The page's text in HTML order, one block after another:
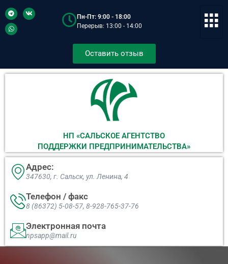
Пн-Пт: 9:00 - 18:00
Перерыв: 13:00 - 14:00
Оставить отзыв
НП «САЛЬСКОЕ АГЕНТСТВО
ПОДДЕРЖКИ ПРЕДПРИНИМАТЕЛЬСТВА»
Адрес:
347630, г. Сальск, ул. Ленина, 4​
Телефон / факс
8 (86372) 5-08-57, 8-928-765-37-76
Электронная почта
npsapp@mail.ru